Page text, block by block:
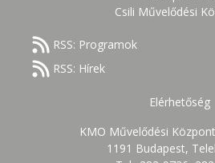
Csili Művelődési
RSS: Programok
RSS: Hírek
Elérhetőség
KMO Művelődési
1191 Budapest,